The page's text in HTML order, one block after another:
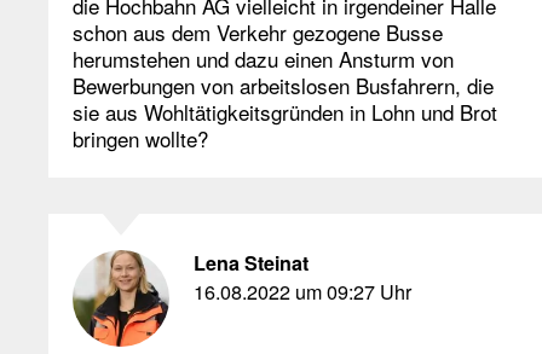
schon aus dem Verkehr gezogene Busse
herumstehen und dazu einen Ansturm von
Bewerbungen von arbeitslosen Busfahrern, die
sie aus Wohltätigkeitsgründen in Lohn und Brot
bringen wollte?
Lena Steinat
16.08.2022 um 09:27 Uhr